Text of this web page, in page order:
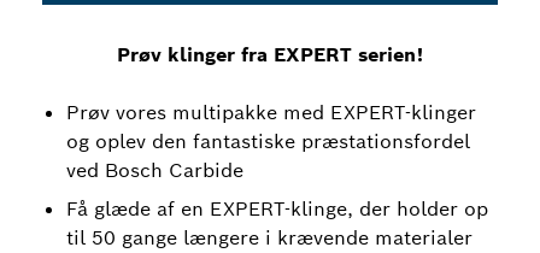
Prøv klinger fra EXPERT serien!
Prøv vores multipakke med EXPERT-klinger
og oplev den fantastiske præstationsfordel
ved Bosch Carbide
Få glæde af en EXPERT-klinge, der holder op
til 50 gange længere i krævende materialer